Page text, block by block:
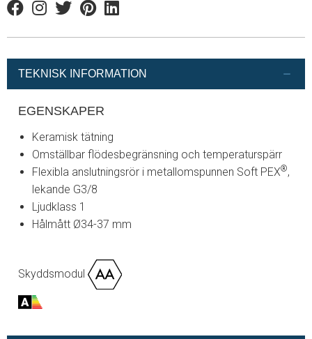
FacebookInstagram
TwitterPinterestLinkedin
TEKNISK INFORMATION
EGENSKAPER
Keramisk tätning
Omställbar flödesbegränsning och temperaturspärr
Flexibla anslutningsrör i metallomspunnen Soft PEX®,
lekande G3/8
Ljudklass 1
Hålmått Ø34-37 mm
Skyddsmodul